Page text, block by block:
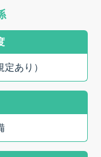
あり）